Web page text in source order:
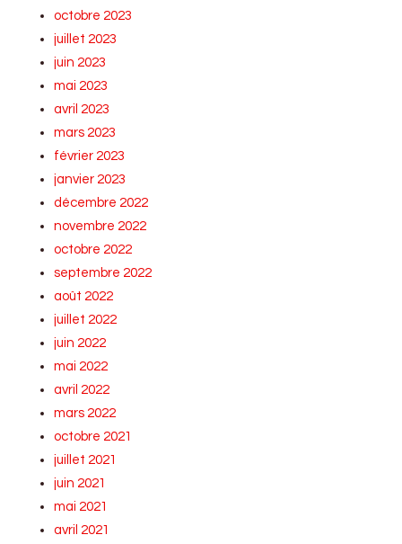
octobre 2023
juillet 2023
juin 2023
mai 2023
avril 2023
mars 2023
février 2023
janvier 2023
décembre 2022
novembre 2022
octobre 2022
septembre 2022
août 2022
juillet 2022
juin 2022
mai 2022
avril 2022
mars 2022
octobre 2021
juillet 2021
juin 2021
mai 2021
avril 2021